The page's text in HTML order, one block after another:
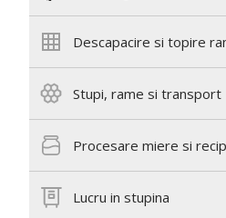
Descapacire si topire
Stupi, rame si transport
Procesare miere si
Lucru in stupina